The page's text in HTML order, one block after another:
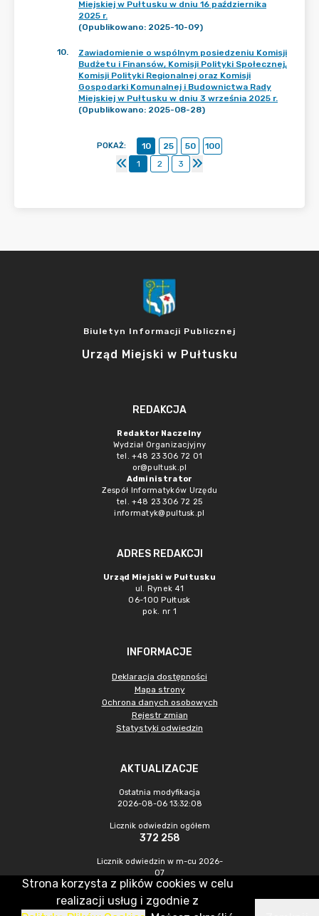
Miejskiej w Pułtusku w dniu 16 października
2025 r.
(Opublikowano: 2025-10-09)
10.
Zawiadomienie o wspólnym posiedzeniu Komisji
Budżetu i Finansów, Komisji Polityki Społecznej,
Komisji Polityki Regionalnej oraz Komisji
Gospodarki Komunalnej i Budownictwa Rady
Miejskiej w Pułtusku w dniu 3 września 2025 r.
(Opublikowano: 2025-08-28)
POKAŻ: 10 25 50
100
1
2 3
Biuletyn Informacji Publicznej
Urząd Miejski w Pułtusku
REDAKCJA
Redaktor Naczelny
Wydział Organizacjyjny
tel. +48 23 306 72 01
or@pultusk.pl
Administrator
Zespół Informatyków Urzędu
tel. +48 23 306 72 25
informatyk@pultusk.pl
ADRES REDAKCJI
Urząd Miejski w Pułtusku
ul. Rynek 41
06-100 Pułtusk
pok. nr 1
INFORMACJE
Deklaracja dostępności
Mapa strony
Ochrona danych osobowych
Rejestr zmian
Statystyki odwiedzin
AKTUALIZACJE
Ostatnia modyfikacja
2026-08-06 13:32:08
Licznik odwiedzin ogółem
372 258
Licznik odwiedzin w m-cu 2026-
07
962
Strona korzysta z plików cookies w celu
realizacji usług i zgodnie z